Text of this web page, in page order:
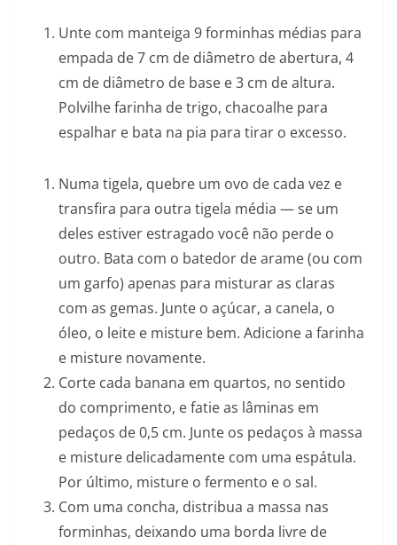
Unte com manteiga 9 forminhas médias para
empada de 7 cm de diâmetro de abertura, 4
cm de diâmetro de base e 3 cm de altura.
Polvilhe farinha de trigo, chacoalhe para
espalhar e bata na pia para tirar o excesso.
Numa tigela, quebre um ovo de cada vez e
transfira para outra tigela média — se um
deles estiver estragado você não perde o
outro. Bata com o batedor de arame (ou com
um garfo) apenas para misturar as claras
com as gemas. Junte o açúcar, a canela, o
óleo, o leite e misture bem. Adicione a farinha
e misture novamente.
Corte cada banana em quartos, no sentido
do comprimento, e fatie as lâminas em
pedaços de 0,5 cm. Junte os pedaços à massa
e misture delicadamente com uma espátula.
Por último, misture o fermento e o sal.
Com uma concha, distribua a massa nas
forminhas, deixando uma borda livre de